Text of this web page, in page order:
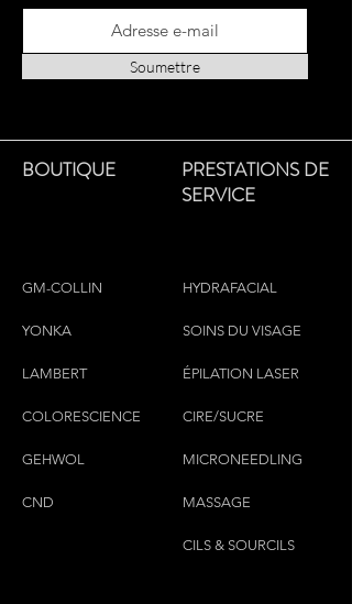
leave on for up to 3 hours for a
deeper, darker bronze, to suit your
skin tone. No self tan smell, with our
new mood-boosting fragrance.
Soumettre
BOUTIQUE
PRESTATIONS DE
SERVICE
GM-COLLIN
YONKA
LAMBERT
COLORESCIENCE
GEHWOL
CND
HYDRAFACIAL
SOINS DU VISAGE
ÉPILATION LASER
CIRE/SUCRE
MICRONEEDLING
MASSAGE
CILS & SOURCILS